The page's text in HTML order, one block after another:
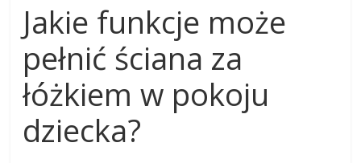
Jakie funkcje może
pełnić ściana za
łóżkiem w pokoju
dziecka?